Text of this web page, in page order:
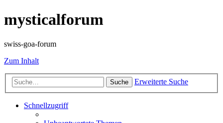
mysticalforum
swiss-goa-forum
Zum Inhalt
Suche Erweiterte Suche
Schnellzugriff